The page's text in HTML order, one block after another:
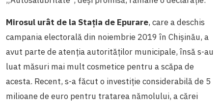
Mirosul urât de la Stația de Epurare, care a deschis
campania electorală din noiembrie 2019 în Chișinău, a
avut parte de atenția autorităților municipale, însă s-au
luat măsuri mai mult cosmetice pentru a scăpa de
acesta. Recent, s-a făcut o investiție considerabilă de 5
milioane de euro pentru tratarea nămolului, a cărei